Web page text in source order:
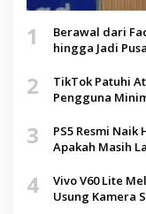
1
Berawal dari
hingga Jadi
2
TikTok Patuhi
Pengguna
3
PS5 Resmi Naik
Apakah Masih
4
Vivo V60 Lite
Usung Kamera